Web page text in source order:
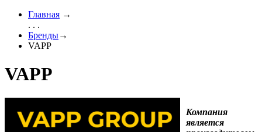
Главная →
. . .
Бренды→
VAPP
VAPP
Компания
является